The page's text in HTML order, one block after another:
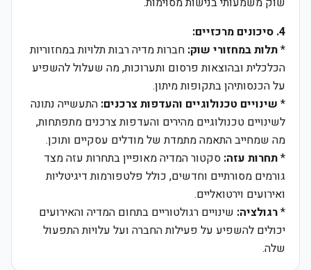
4. סיכונים מרכזיים:
*תלות במחזורי שוק: חברות מדיה רבות תלויות במחזוריות
הכלכלית ובהוצאות פרסום ותערוכות, מה שעלול להשפיע
על הכנסותיהן בתקופות מיתון.
* שינויים טכנולוגיים והעדפות צרכנים: התעשייה נתונה
לשינויים טכנולוגיים מהירים והעדפות צרכנים מתפתחות,
מה שמחייב התאמה מתמדת של מודלים עסקיים ותוכן.
*תחרות עזה: סקטור המדיה מאופיין בתחרות עזה מצד
גורמים מסורתיים וחדשים, כולל פלטפורמות דיגיטליות
ואירועים וירטואליים.
*רגולציה: שינויים רגולטוריים בתחום המדיה והאירועים
יכולים להשפיע על פעילות החברה ועל עלויות התפעול
שלה.